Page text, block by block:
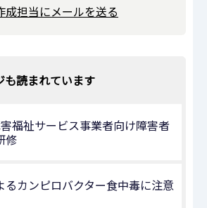
成担当にメールを送る
も読まれています
福祉サービス事業者向け障害者
修
るカンピロバクター食中毒に注意